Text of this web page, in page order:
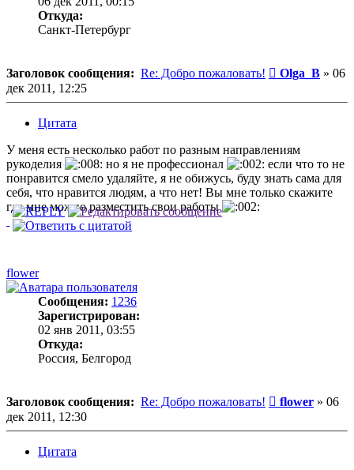
Откуда:
Санкт-Петербург
Заголовок сообщения: Re: Добро пожаловать! Сообщение
Olga_B » 06
дек 2011, 12:25
Цитата
У меня есть несколько работ по разным направлениям
рукоделия
но я не профессионал
если что то не
понравится смело удаляйте, я не обижусь, буду знать сама для
себя, что нравится людям, а что нет! Вы мне только скажите
где мне можно разместить свои работы
flower
Сообщения: 1236
Зарегистрирован:
02 янв 2011, 03:55
Откуда:
Россия, Белгород
Заголовок сообщения: Re: Добро пожаловать! Сообщение
flower » 06
дек 2011, 12:30
Цитата